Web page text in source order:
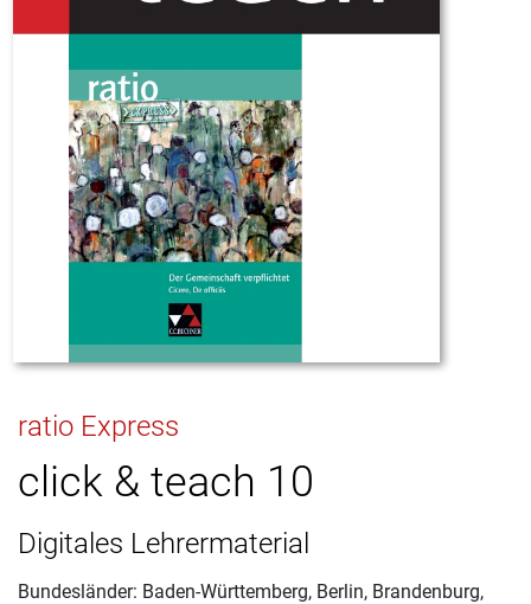
ratio Express
click & teach 10
Digitales Lehrermaterial
Bundesländer: Baden-Württemberg, Berlin, Brandenburg,